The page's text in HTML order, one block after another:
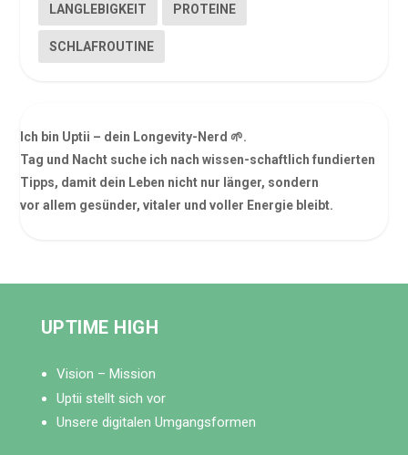
LANGLEBIGKEIT PROTEINE
SCHLAFROUTINE
Ich bin Uptii – dein Longevity-Nerd 🌱.
Tag und Nacht suche ich nach wissen-schaftlich fundierten
Tipps, damit dein Leben nicht nur länger, sondern
vor allem gesünder, vitaler und voller Energie bleibt.
UPTIME HIGH
Vision – Mission
Uptii stellt sich vor
Unsere digitalen Umgangsformen